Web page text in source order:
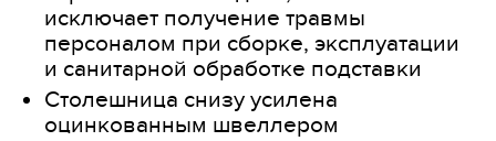
исключает получение травмы
персоналом при сборке, эксплуатации
и санитарной обработке подставки
Столешница снизу усилена
оцинкованным швеллером